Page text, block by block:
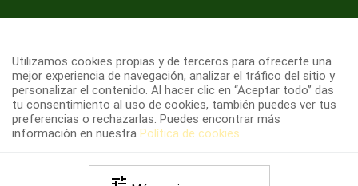
Utilizamos cookies propias y de terceros para ofrecerte una
mejor experiencia de navegación, analizar el tráfico del sitio y
personalizar el contenido. Al hacer clic en “Aceptar todo” das
tu consentimiento al uso de cookies, también puedes ver tus
preferencias o rechazarlas. Puedes encontrar más
información en nuestra Política de cookies
Copyright 2026 farmapozuelo.es -Política de
Versión 1.0.0 (Rev.20150923.11.10)
Desarrollado por